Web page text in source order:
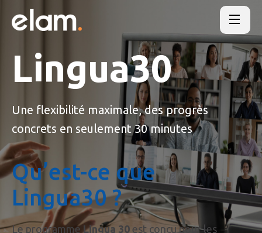
Lingua30
Une flexibilité maximale, des progrès
concrets en seulement 30 minutes
Qu’est-ce que
Lingua30 ?
Le programme Lingua 30 est conçu pour les